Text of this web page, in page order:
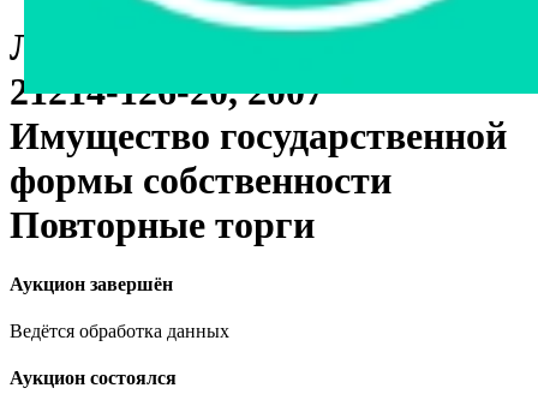
Легковой автомобиль LADA
21214-126-20, 2007
Имущество государственной
формы собственности
Повторные торги
Аукцион завершён
Ведётся обработка данных
Аукцион состоялся